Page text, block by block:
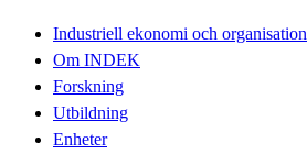
Industriell ekonomi och organisation
Om INDEK
Forskning
Utbildning
Enheter